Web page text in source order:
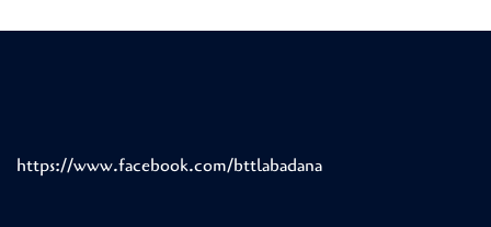
https://www.facebook.com/bttlabadana